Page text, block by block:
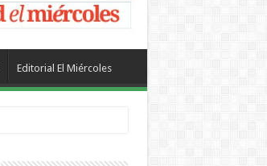
Editorial El Miércoles